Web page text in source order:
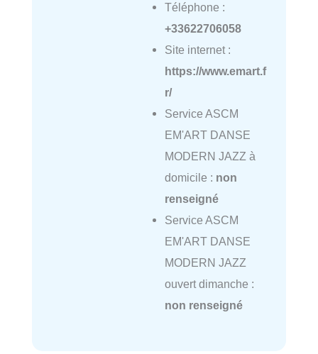
Téléphone :
+33622706058
Site internet :
https://www.emart.f
r/
Service ASCM
EM'ART DANSE
MODERN JAZZ à
domicile : non
renseigné
Service ASCM
EM'ART DANSE
MODERN JAZZ
ouvert dimanche :
non renseigné